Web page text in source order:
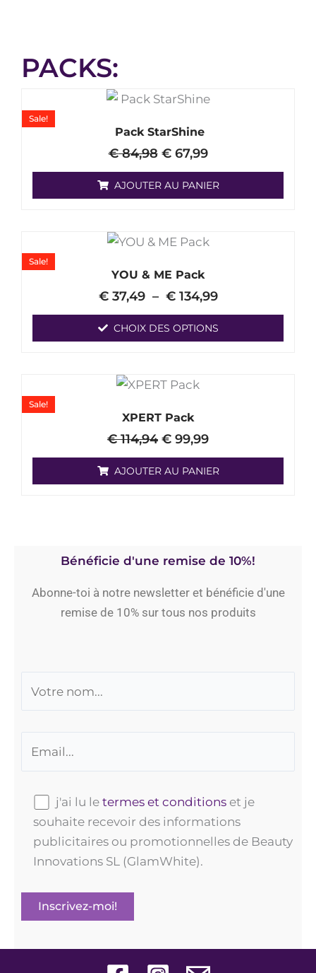
PACKS:
Pack StarShine
Sale!
€84,98
Le
initial
était :
€ 84,98.
€67,99
Le
€ 67,99.
AJOUTER AU PANIER
YOU & ME Pack
Sale!
€37,49 – €134,99à
€ 134,99
CHOIX DES OPTIONS
Ce
a
plusieurs
Les
peuvent
choisies
sur
la
page
XPERT Pack
Sale!
€114,94
Le
initial
était :
€ 114,94.
€ 99,99€ 99,99.
AJOUTER AU PANIER
Bénéficie d'une remise de 10%!
Abonne-toi à notre newsletter et bénéficie d'une
remise de 10% sur tous nos produits
j'ai lu le termes et conditionset je
souhaite recevoir des informations
publicitaires ou promotionnelles de Beauty
Innovations SL (GlamWhite).